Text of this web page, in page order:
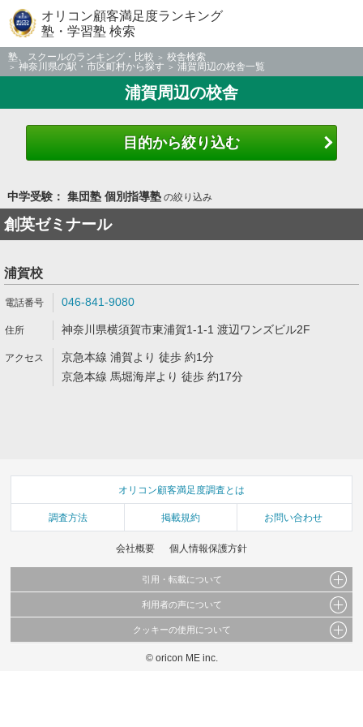
オリコン顧客満足度ランキング
塾・学習塾 検索
塾、スクールのランキング・比較
校舎検索
神奈川県の駅・市区町村から探す
浦賀周辺の校舎一覧
浦賀周辺の校舎
目的から絞り込む
中学受験： 集団塾 個別指導塾の絞り込み
創英ゼミナール
浦賀校
046-841-9080
神奈川県横須賀市東浦賀1-1-1 渡辺ワンズビル2F
京急本線 浦賀より 徒歩 約1分
京急本線 馬堀海岸より 徒歩 約17分
オリコン顧客満足度調査とは
調査方法 掲載規約 お問い合わせ
会社概要 個人情報保護方針
引用・転載について
当サイトで公開されている情報（文字、写真、イラスト、画像データ等）及びこれらの配
これらの情報を権利者の許可なく無断転載・複製などの二次利用を行うことは固く禁じて
利用者の声について
当サイトに掲載している内容はすべてサービスの利用者が提出された見解・感想です。
弊社の見解・ 意見ではないことをご理解いただいた上でご覧ください。
クッキーの使用について
このサイトでは Cookie を使用して、ユーザーに合わせたコンテンツや広告の表示、ソー
© oricon ME inc.